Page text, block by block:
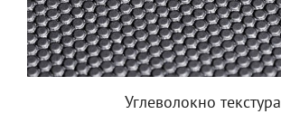
Углеволокно текстура